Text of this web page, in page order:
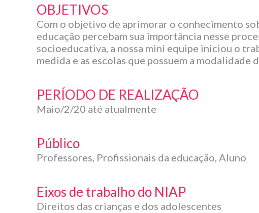
OBJETIVOS
Com o objetivo de aprimorar o conhecimento
educação percebam sua importância nesse
socioeducativa, a nossa mini equipe iniciou o
medida e as escolas que possuem a modalidade
PERÍODO DE REALIZAÇÃO
Maio/2/20 até atualmente
Público
Professores, Profissionais da educação, Aluno
Eixos de trabalho do NIAP
Direitos das crianças e dos adolescentes